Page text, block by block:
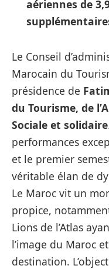
aériennes de
Le Conseil
Marocain du
présidence de
du Tourisme, de
Sociale et solidaire
performances
et le premier
véritable élan de
Le Maroc vit un
propice,
Lions de l’Atlas
l’image du Maroc
destination.